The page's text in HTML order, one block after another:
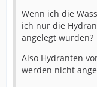
Wenn ich die
ich nur die
angelegt wurden?
Also Hydranten
werden nicht